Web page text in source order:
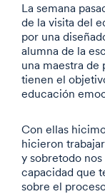
La semana
de la visita del
por una
alumna de la
una maestra de
tienen el
educación
Con ellas
hicieron
y sobretodo
capacidad que
sobre el